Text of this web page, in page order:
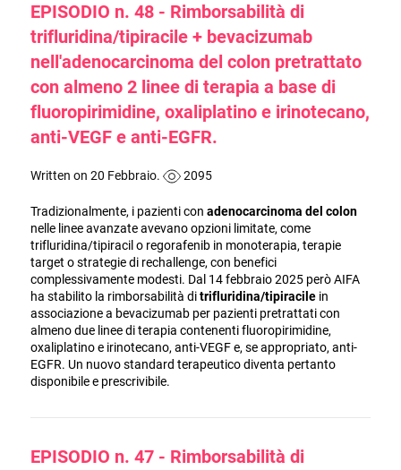
EPISODIO n. 48 - Rimborsabilità di
trifluridina/tipiracile + bevacizumab
nell'adenocarcinoma del colon pretrattato
con almeno 2 linee di terapia a base di
fluoropirimidine, oxaliplatino e irinotecano,
anti-VEGF e anti-EGFR.
Written on 20 Febbraio. 2095
Tradizionalmente, i pazienti con adenocarcinoma del colon
nelle linee avanzate avevano opzioni limitate, come
trifluridina/tipiracil o regorafenib in monoterapia, terapie
target o strategie di rechallenge, con benefici
complessivamente modesti. Dal 14 febbraio 2025 però AIFA
ha stabilito la rimborsabilità ditrifluridina/tipiracile in
associazione a bevacizumab per pazienti pretrattati con
almeno due linee di terapia contenenti fluoropirimidine,
oxaliplatino e irinotecano, anti-VEGF e, se appropriato, anti-
EGFR. Un nuovo standard terapeutico diventa pertanto
disponibile e prescrivibile.
EPISODIO n. 47 - Rimborsabilità di